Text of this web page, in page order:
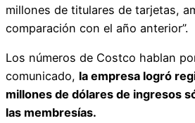
millones de titulares de tarjetas,
comparación con el año anterior”.
Los números de Costco hablan
comunicado, la empresa logró
millones de dólares de ingresos
las membresías.